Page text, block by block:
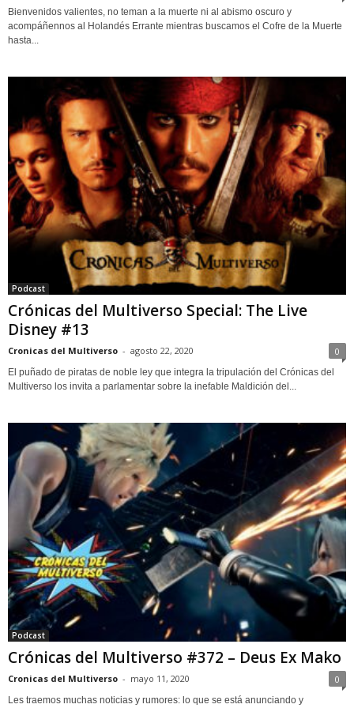
Bienvenidos valientes, no teman a la muerte ni al abismo oscuro y
acompáñennos al Holandés Errante mientras buscamos el Cofre de la Muerte
hasta...
Podcast
Crónicas del Multiverso Special: The Live
Disney #13
Cronicas del Multiverso - agosto 22, 2020 0
El puñado de piratas de noble ley que integra la tripulación del Crónicas del
Multiverso los invita a parlamentar sobre la inefable Maldición del...
Podcast
Crónicas del Multiverso #372 – Deus Ex Mako
Cronicas del Multiverso - mayo 11, 2020 0
Les traemos muchas noticias y rumores: lo que se está anunciando y